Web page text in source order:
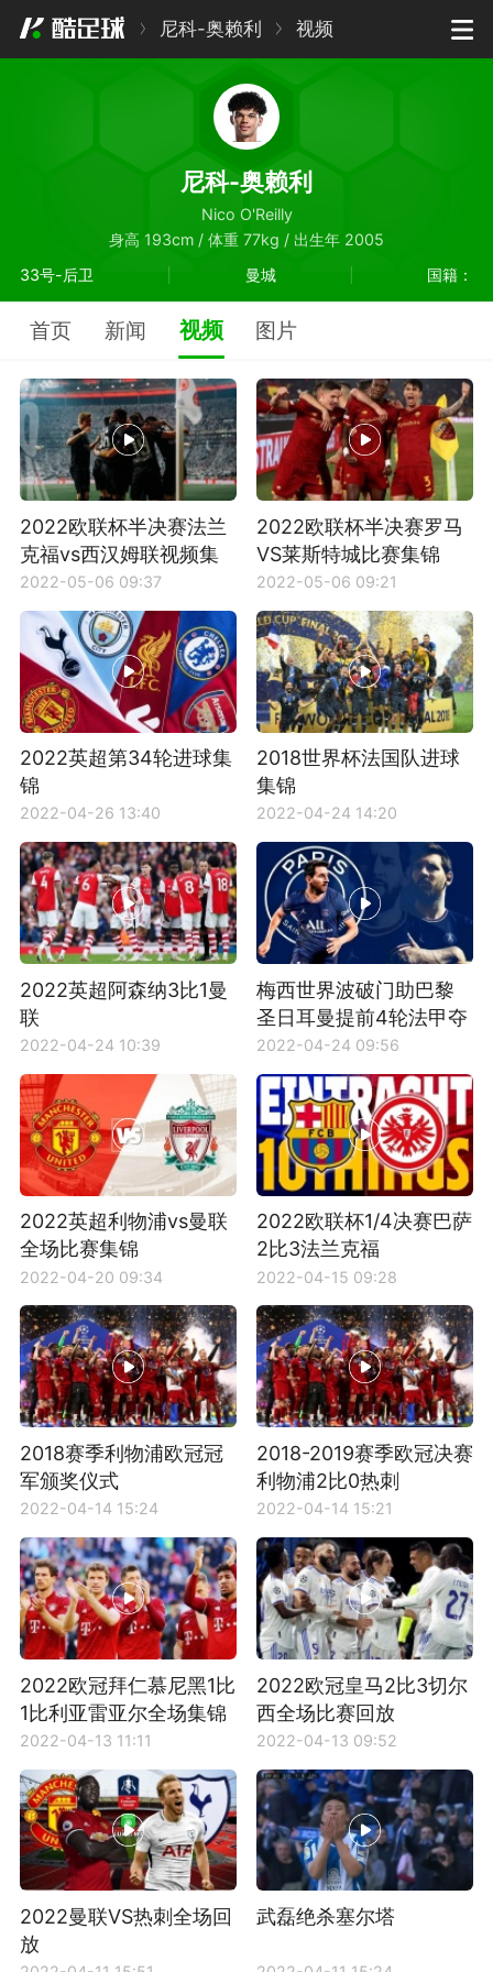
尼科-奥赖利 视频
尼科-奥赖利
Nico O'Reilly
身高 193cm / 体重 77kg / 出生年 2005
33号-后卫
曼城 国籍：
首页 新闻 视频 图片
2022欧联杯半决赛法兰
克福vs西汉姆联视频集
锦
2022-05-06 09:37
2022欧联杯半决赛罗马
VS莱斯特城比赛集锦
2022-05-06 09:21
2022英超第34轮进球集
锦
2022-04-26 13:40
2018世界杯法国队进球
集锦
2022-04-24 14:20
2022英超阿森纳3比1曼
联
2022-04-24 10:39
梅西世界波破门助巴黎
圣日耳曼提前4轮法甲夺
冠
2022-04-24 09:56
2022英超利物浦vs曼联
全场比赛集锦
2022-04-20 09:34
2022欧联杯1/4决赛巴萨
2比3法兰克福
2022-04-15 09:28
2018赛季利物浦欧冠冠
军颁奖仪式
2022-04-14 15:24
2018-2019赛季欧冠决赛
利物浦2比0热刺
2022-04-14 15:21
2022欧冠拜仁慕尼黑1比
1比利亚雷亚尔全场集锦
2022-04-13 11:11
2022欧冠皇马2比3切尔
西全场比赛回放
2022-04-13 09:52
2022曼联VS热刺全场回
放
武磊绝杀塞尔塔